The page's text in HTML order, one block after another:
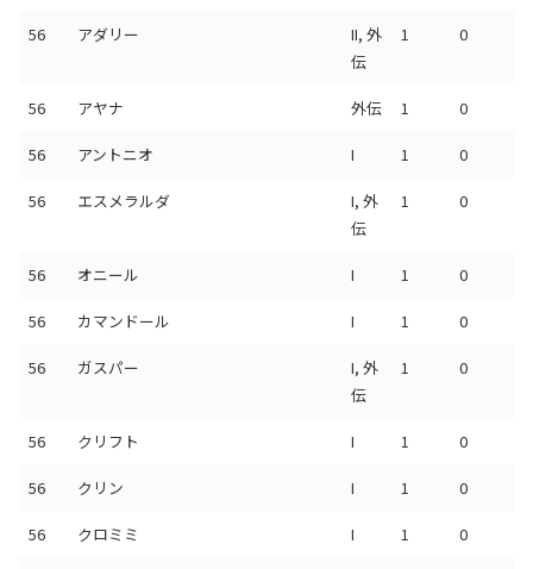
56 アダリー
II, 外
伝
1 0
56 アヤナ 外伝 1 0
56 アントニオ I 1 0
56 エスメラルダ
I, 外
伝
1 0
56 オニール I 1 0
56 カマンドール I 1 0
56 ガスパー
I, 外
伝
1 0
56 クリフト I 1 0
56 クリン I 1 0
56 クロミミ I 1 0